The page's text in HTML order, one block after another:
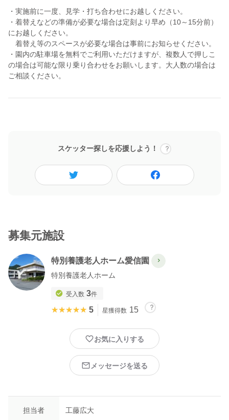
レク初心者も大歓迎！スケッターさんからの、たくさんのご応募
を楽しみにお待ちしております！
ご不明が点がありましたお気軽にお声かけください。
※担当者（工藤）が公休や外出で確認・返信が遅くなることがあ
ります。直前の応募はご案内ができない場合があります。概ね1週
・実施前に一度、見学・打ち合わせにお越しください。
・着替えなどの準備が必要な場合は定刻より早め（10～15分前）
にお越しください。
着替え等のスペースが必要な場合は事前にお知らせください。
・園内の駐車場を無料でご利用いただけますが、複数人で押しこ
の場合は可能な限り乗り合わせをお願いします。大人数の場合は
ご相談ください。
スケッター探しを応援しよう！
募集元施設
特別養護老人ホーム愛信園
特別養護老人ホーム
受入数 3件
★★★★★
★★★★★ 5 星獲得数 15
お気に入りする
メッセージを送る
担当者 工藤広大